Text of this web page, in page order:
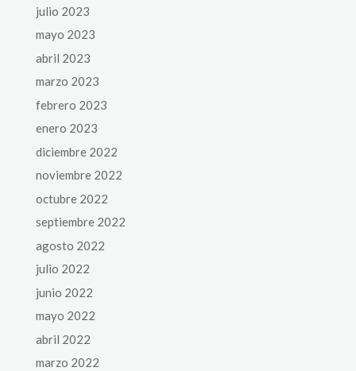
julio 2023
mayo 2023
abril 2023
marzo 2023
febrero 2023
enero 2023
diciembre 2022
noviembre 2022
octubre 2022
septiembre 2022
agosto 2022
julio 2022
junio 2022
mayo 2022
abril 2022
marzo 2022